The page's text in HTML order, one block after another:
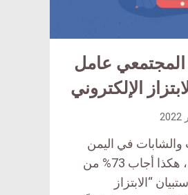
المجتمعي عامل
الإلكتروني
في اليمن
لعمليات ابتزاز إلكتروني، هكذا أجاب 73% من
“الابتزاز